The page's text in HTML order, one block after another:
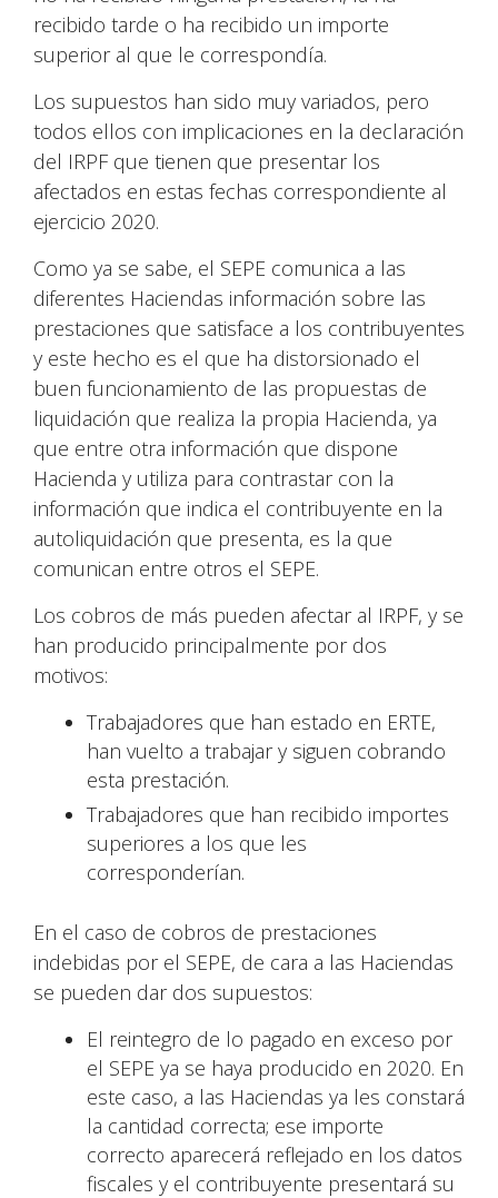
recibido tarde o ha recibido un importe
superior al que le correspondía.
Los supuestos han sido muy variados, pero
todos ellos con implicaciones en la declaración
del IRPF que tienen que presentar los
afectados en estas fechas correspondiente al
ejercicio 2020.
Como ya se sabe, el SEPE comunica a las
diferentes Haciendas información sobre las
prestaciones que satisface a los contribuyentes
y este hecho es el que ha distorsionado el
buen funcionamiento de las propuestas de
liquidación que realiza la propia Hacienda, ya
que entre otra información que dispone
Hacienda y utiliza para contrastar con la
información que indica el contribuyente en la
autoliquidación que presenta, es la que
comunican entre otros el SEPE.
Los cobros de más pueden afectar al IRPF, y se
han producido principalmente por dos
motivos:
Trabajadores que han estado en ERTE,
han vuelto a trabajar y siguen cobrando
esta prestación.
Trabajadores que han recibido importes
superiores a los que les
corresponderían.
En el caso de cobros de prestaciones
indebidas por el SEPE, de cara a las Haciendas
se pueden dar dos supuestos:
El reintegro de lo pagado en exceso por
el SEPE ya se haya producido en 2020. En
este caso, a las Haciendas ya les constará
la cantidad correcta; ese importe
correcto aparecerá reflejado en los datos
fiscales y el contribuyente presentará su